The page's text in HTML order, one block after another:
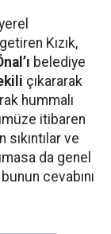
Kızık,
belediye
çıkararak
hummalı
itibaren
ve
da genel
cevabını